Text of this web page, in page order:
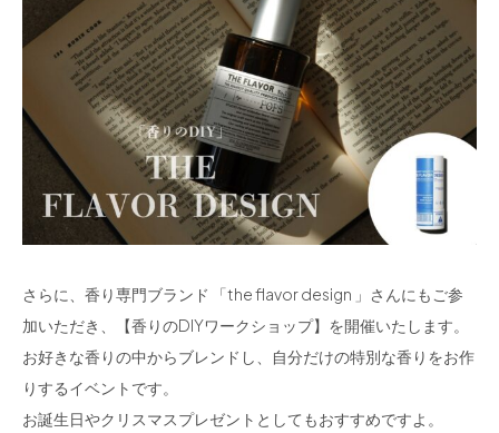
さらに、香り専門ブランド 「the flavor design 」さんにもご参
加いただき、【香りのDIYワークショップ】を開催いたします。
お好きな香りの中からブレンドし、自分だけの特別な香りをお作
りするイベントです。
お誕生日やクリスマスプレゼントとしてもおすすめですよ。